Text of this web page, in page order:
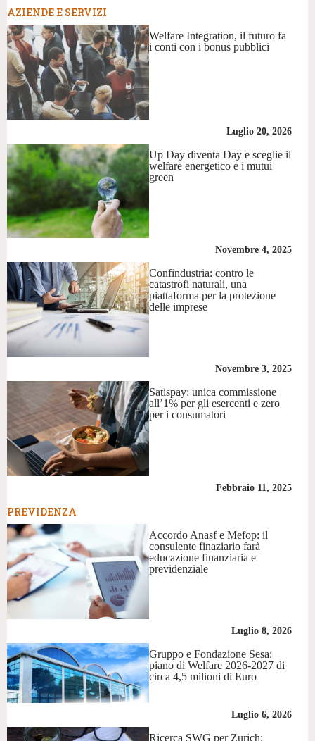
AZIENDE E SERVIZI
Welfare Integration, il futuro fa
i conti con i bonus pubblici
Luglio 20, 2026
Up Day diventa Day e sceglie il
welfare energetico e i mutui
green
Novembre 4, 2025
Confindustria: contro le
catastrofi naturali, una
piattaforma per la protezione
delle imprese
Novembre 3, 2025
Satispay: unica commissione
all’1% per gli esercenti e zero
per i consumatori
Febbraio 11, 2025
PREVIDENZA
Accordo Anasf e Mefop: il
consulente finaziario farà
educazione finanziaria e
previdenziale
Luglio 8, 2026
Gruppo e Fondazione Sesa:
piano di Welfare 2026-2027 di
circa 4,5 milioni di Euro
Luglio 6, 2026
Ricerca SWG per Zurich: